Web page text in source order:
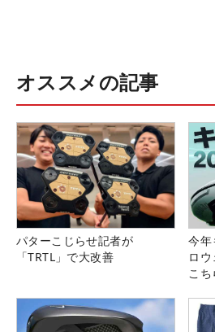
オススメの記事
パターこじらせ記者が
「TRTL」で大改善
今年
ロ
こち